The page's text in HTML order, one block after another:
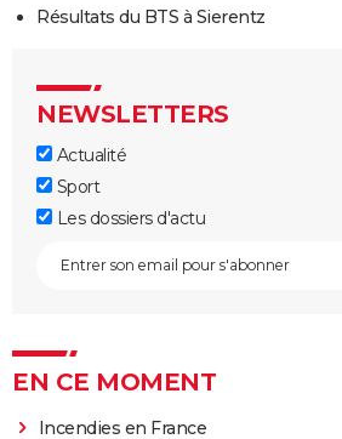
Résultats du BTS à Sierentz
NEWSLETTERS
Actualité
Sport
Les dossiers d'actu
EN CE MOMENT
Incendies en France